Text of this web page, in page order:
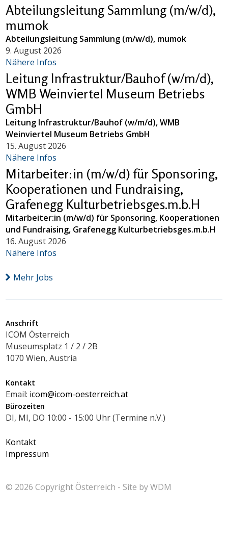
Abteilungsleitung Sammlung (m/w/d),
mumok
Abteilungsleitung Sammlung (m/w/d), mumok
9. August 2026
Nähere Infos
Leitung Infrastruktur/Bauhof (w/m/d),
WMB Weinviertel Museum Betriebs
GmbH
Leitung Infrastruktur/Bauhof (w/m/d), WMB
Weinviertel Museum Betriebs GmbH
15. August 2026
Nähere Infos
Mitarbeiter:in (m/w/d) für Sponsoring,
Kooperationen und Fundraising,
Grafenegg Kulturbetriebsges.m.b.H
Mitarbeiter:in (m/w/d) für Sponsoring, Kooperationen
und Fundraising, Grafenegg Kulturbetriebsges.m.b.H
16. August 2026
Nähere Infos
Mehr Jobs
Anschrift
ICOM Österreich
Museumsplatz 1 / 2 / 2B
1070 Wien, Austria
Kontakt
Email: icom@icom-oesterreich.at
Bürozeiten
DI, MI, DO 10:00 - 15:00 Uhr (Termine n.V.)
Kontakt
Impressum
© 2026 CopyrightÖsterreich - Site byWDM